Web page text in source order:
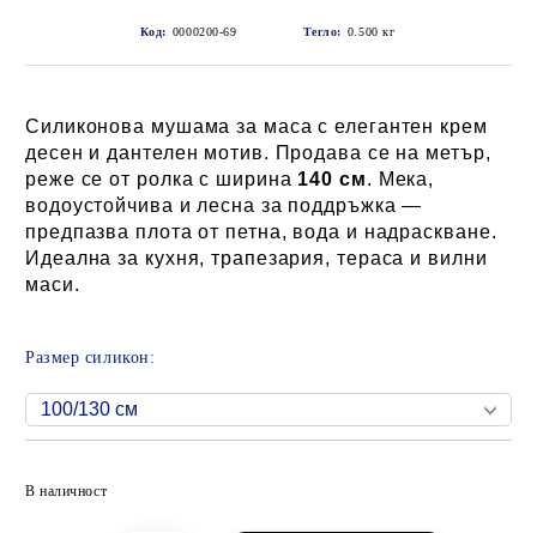
Код: 0000200-69 Тегло: 0.500 кг
Силиконова мушама за маса с елегантен крем
десен и дантелен мотив. Продава се на метър,
реже се от ролка с ширина 140 см. Мека,
водоустойчива и лесна за поддръжка —
предпазва плота от петна, вода и надраскване.
Идеална за кухня, трапезария, тераса и вилни
маси.
Размер силикон:
В наличност